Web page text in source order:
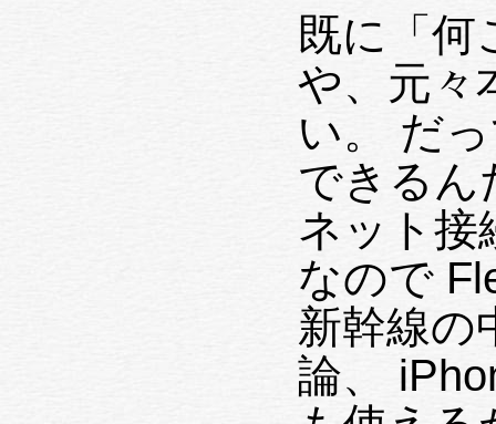
既に「何
や、元々
い。 だって、iPhone の Tethering が
できるんだから
ネット接
なので
新幹線の
論、 iPhone Tethering は新幹線の中で